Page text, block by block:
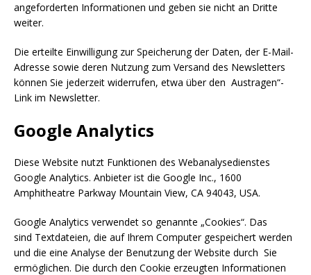
angeforderten Informationen und geben sie nicht an Dritte
weiter.
Die erteilte Einwilligung zur Speicherung der Daten, der E-Mail-
Adresse sowie deren Nutzung zum Versand des Newsletters
können Sie jederzeit widerrufen, etwa über den Austragen“-
Link im Newsletter.
Google Analytics
Diese Website nutzt Funktionen des Webanalysedienstes
Google Analytics. Anbieter ist die Google Inc., 1600
Amphitheatre Parkway Mountain View, CA 94043, USA.
Google Analytics verwendet so genannte „Cookies“. Das
sind Textdateien, die auf Ihrem Computer gespeichert werden
und die eine Analyse der Benutzung der Website durch Sie
ermöglichen. Die durch den Cookie erzeugten Informationen